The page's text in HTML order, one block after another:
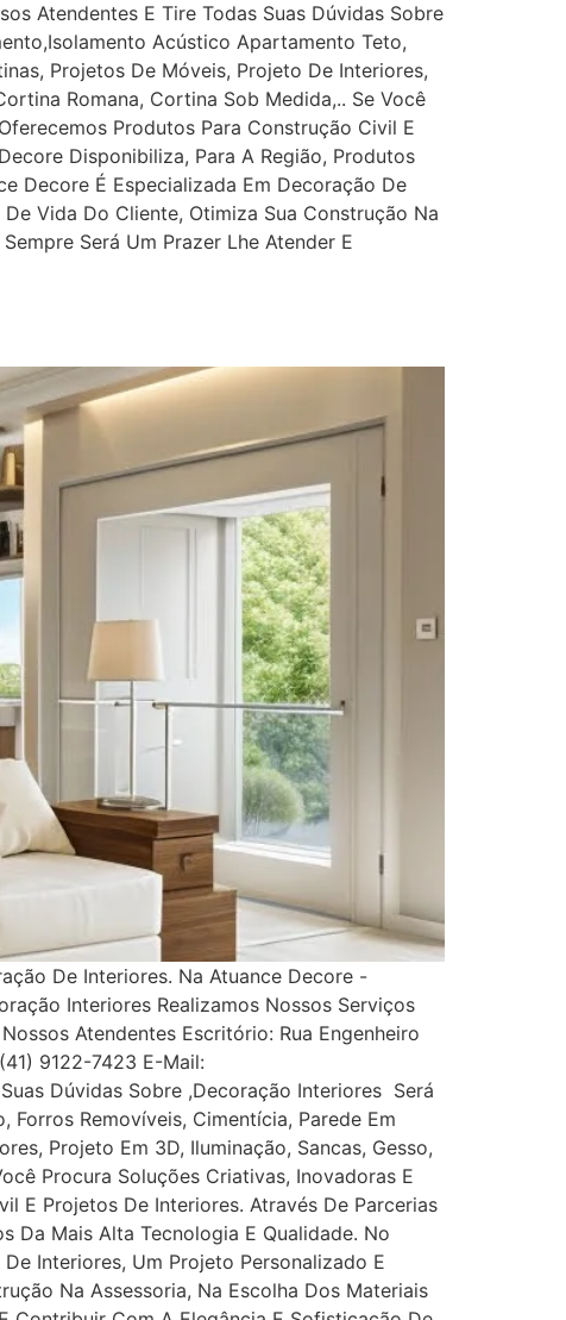
Atendentes E Tire Todas Suas Dúvidas Sobre
Acústico Apartamento Teto,
Projetos De Móveis, Projeto De Interiores,
Romana, Cortina Sob Medida,.. Se Você
Produtos Para Construção Civil E
Disponibiliza, Para A Região, Produtos
Decore É Especializada Em Decoração De
Vida Do Cliente, Otimiza Sua Construção Na
Será Um Prazer Lhe Atender E
De Interiores. Na Atuance Decore -
Interiores Realizamos Nossos Serviços
Atendentes Escritório: Rua Engenheiro
9122-7423 E-Mail:
Dúvidas Sobre ,Decoração Interiores Será
Removíveis, Cimentícia, Parede Em
Projeto Em 3D, Iluminação, Sancas, Gesso,
Procura Soluções Criativas, Inovadoras E
E Projetos De Interiores. Através De Parcerias
Da Mais Alta Tecnologia E Qualidade. No
Interiores, Um Projeto Personalizado E
Na Assessoria, Na Escolha Dos Materiais